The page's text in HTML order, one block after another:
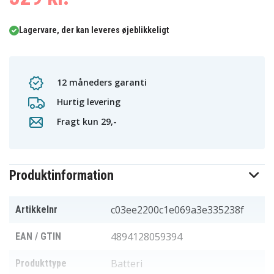
Lagervare, der kan leveres øjeblikkeligt
12 måneders garanti
Hurtig levering
Fragt kun 29,-
Produktinformation
Artikkelnr c03ee2200c1e069a3e335238f
EAN / GTIN 4894128059394
Produkttype Batteri